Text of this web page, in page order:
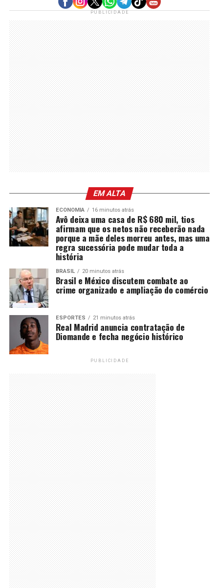
PUBLICIDADE
EM ALTA
ECONOMIA 16 minutos atrás
Avô deixa uma casa de R$ 680 mil, tios
afirmam que os netos não receberão nada
porque a mãe deles morreu antes, mas uma
regra sucessória pode mudar toda a
história
BRASIL 20 minutos atrás
Brasil e México discutem combate ao
crime organizado e ampliação do comércio
ESPORTES 21 minutos atrás
Real Madrid anuncia contratação de
Diomande e fecha negócio histórico
PUBLICIDADE